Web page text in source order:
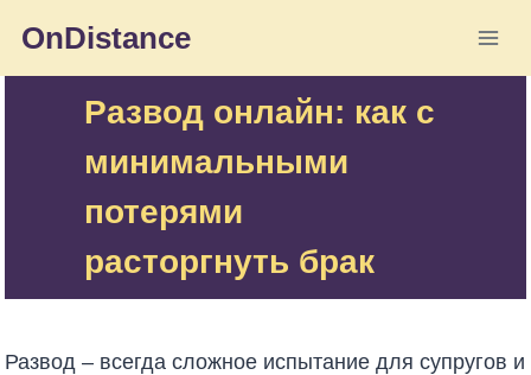
содержимому
OnDistance
Развод онлайн: как с
минимальными
потерями
расторгнуть брак
Развод – всегда сложное испытание для супругов и